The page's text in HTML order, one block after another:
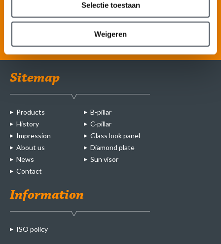
Selectie toestaan
Weigeren
Can I help you?
+31 (0)488 48 24 46
info@abk-kunststoffen.nl
Sitemap
Products
History
Impression
About us
News
Contact
B-pillar
C-pillar
Glass look panel
Diamond plate
Sun visor
Information
ISO policy